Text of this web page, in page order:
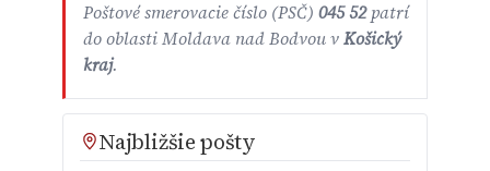
Poštové smerovacie číslo (PSČ) 045 52patrí
do oblasti Moldava nad Bodvou vKošický
kraj.
Najbližšie pošty